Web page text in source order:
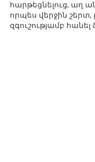
հարթեցնելուց, աղ
որպես վերջին շերտ,
զգուշությամբ